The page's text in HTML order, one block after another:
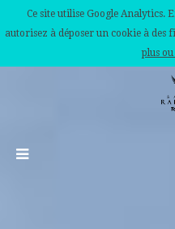
Ce site utilise Google Analytics.
autorisez à déposer un cookie à des
plus